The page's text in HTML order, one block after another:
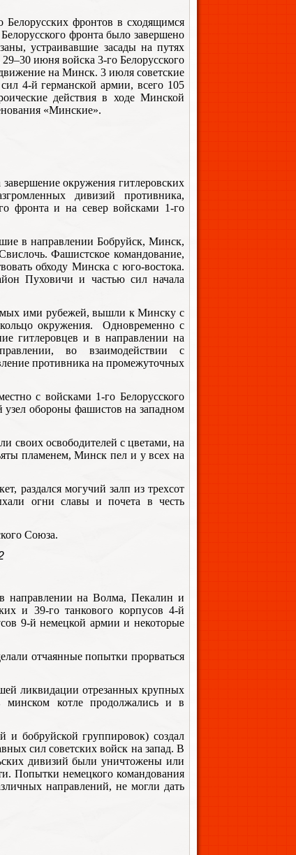
Белорусских фронтов в сходящимся
фронта было завершено
устраивавшие засады на путях
июня войска 3-го Белорусского
на Минск. 3 июля советские
4-й германской армии, всего 105
действия в ходе Минской
«Минские».
окружения гитлеровских
дивизий противника,
фронта и на север войсками 1-го
в направлении Бобруйск, Минск,
Фашистское командование,
обходу Минска с юго-востока.
Пуховичи и частью сил начала
ими рубежей, вышли к Минску с
окружения. Одновременно с
гитлеровцев и в направлении на
во взаимодействии с
противника на промежуточных
с войсками 1-го Белорусского
обороны фашистов на западном
своих освободителей с цветами, на
пламенем, Минск пел и у всех на
раздался могучий залп из трехсот
огни славы и почета в честь
Союза.
направлении на Волма, Пекалин и
и 39-го танкового корпусов 4-й
9-й немецкой армии и некоторые
отчаянные попытки прорваться
ликвидации отрезанных крупных
котле продолжались и в
и бобруйской группировок) создал
сил советских войск на запад. В
дивизий были уничтожены или
Попытки немецкого командования
направлений, не могли дать